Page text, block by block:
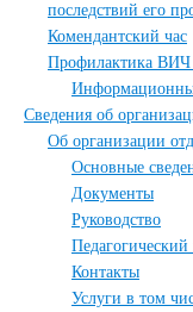
последствий его
Комендантский час
Профилактика
Сведения об
Об организации
Основные
Документы
Руководство
Контакты
Услуги в том